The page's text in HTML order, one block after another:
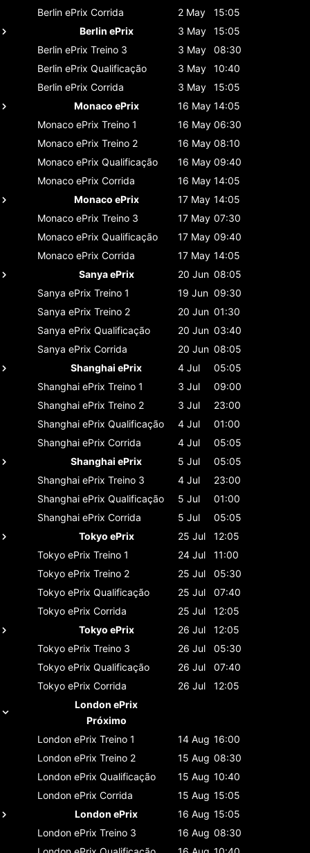
Berlin ePrix Corrida 2 May
15:05
Berlin ePrix
3 May
15:05
Berlin ePrix Treino 3 3 May
08:30
Berlin ePrix Qualificação 3 May
10:40
Berlin ePrix Corrida 3 May
15:05
Monaco ePrix
16 May 14:05
Monaco ePrix Treino 1 16 May 06:30
Monaco ePrix Treino 2 16 May 08:10
Monaco ePrix Qualificação 16 May 09:40
Monaco ePrix Corrida 16 May 14:05
Monaco ePrix
17 May 14:05
Monaco ePrix Treino 3 17 May 07:30
Monaco ePrix Qualificação 17 May 09:40
Monaco ePrix Corrida 17 May 14:05
Sanya ePrix
20 Jun 08:05
Sanya ePrix Treino 1 19 Jun 09:30
Sanya ePrix Treino 2 20 Jun 01:30
Sanya ePrix Qualificação 20 Jun 03:40
Sanya ePrix Corrida 20 Jun 08:05
Shanghai ePrix
4 Jul
05:05
Shanghai ePrix Treino 1 3 Jul
09:00
Shanghai ePrix Treino 2 3 Jul
23:00
Shanghai ePrix Qualificação 4 Jul
01:00
Shanghai ePrix Corrida 4 Jul
05:05
Shanghai ePrix
5 Jul
05:05
Shanghai ePrix Treino 3 4 Jul
23:00
Shanghai ePrix Qualificação 5 Jul
01:00
Shanghai ePrix Corrida 5 Jul
05:05
Tokyo ePrix
25 Jul
12:05
Tokyo ePrix Treino 1 24 Jul
11:00
Tokyo ePrix Treino 2 25 Jul
05:30
Tokyo ePrix Qualificação 25 Jul
07:40
Tokyo ePrix Corrida 25 Jul
12:05
Tokyo ePrix
26 Jul
12:05
Tokyo ePrix Treino 3 26 Jul
05:30
Tokyo ePrix Qualificação 26 Jul
07:40
Tokyo ePrix Corrida 26 Jul
12:05
London ePrix
Próximo
London ePrix Treino 1 14 Aug 16:00
London ePrix Treino 2 15 Aug 08:30
London ePrix Qualificação 15 Aug 10:40
London ePrix Corrida 15 Aug 15:05
London ePrix
16 Aug 15:05
London ePrix Treino 3 16 Aug 08:30